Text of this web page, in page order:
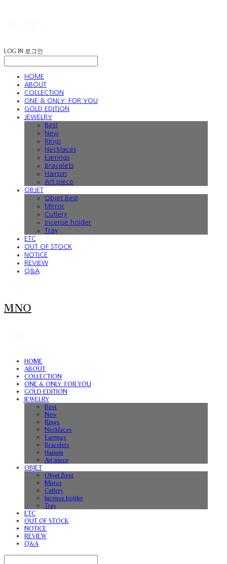
LOG IN 로그인
HOME
ABOUT
COLLECTION
ONE & ONLY: FOR YOU
GOLD EDITION
JEWELRY
Best
New
Rings
Necklaces
Earrings
Bracelets
Hairpin
Art piece
OBJET
Objet Best
Mirror
Cutlery
Incense holder
Tray
ETC
OUT OF STOCK
NOTICE
REVIEW
Q&A
MNO
HOME
ABOUT
COLLECTION
ONE & ONLY: FOR YOU
GOLD EDITION
JEWELRY
Best
New
Rings
Necklaces
Earrings
Bracelets
Hairpin
Art piece
OBJET
Objet Best
Mirror
Cutlery
Incense holder
Tray
ETC
OUT OF STOCK
NOTICE
REVIEW
Q&A